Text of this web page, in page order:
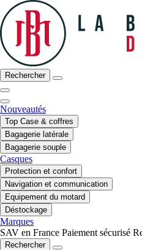
Rechercher
Nouveautés
Top Case & coffres
Bagagerie latérale
Bagagerie souple
Casques
Protection et confort
Navigation et communication
Equipement du motard
Déstockage
Marques
SAV en France Paiement sécurisé
Rechercher